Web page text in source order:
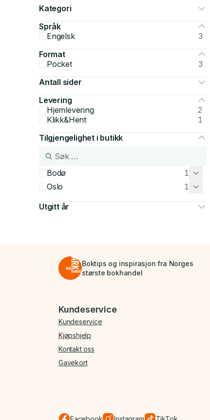
Kategori
Språk
Engelsk
3
Format
Pocket
3
Antall sider
Levering
Hjemlevering
2
Klikk&Hent
1
Tilgjengelighet i butikk
Bodø
1
Oslo
1
Utgitt år
Boktips og inspirasjon fra Norges
største bokhandel
Bunnmeny
Kundeservice
Kundeservice
Kjøpshjelp
Kontakt oss
Gavekort